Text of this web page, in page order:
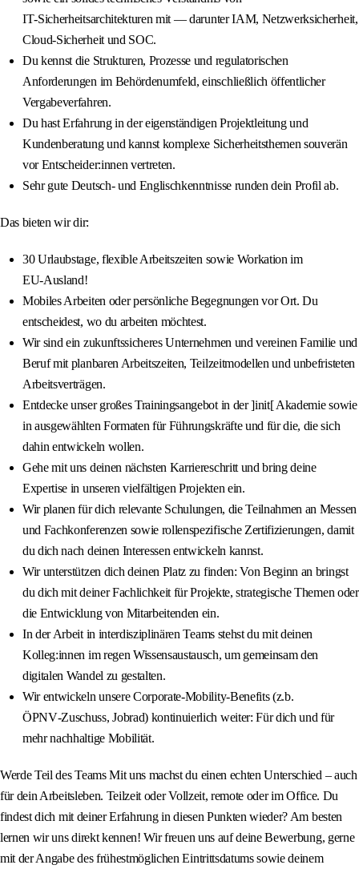
IT‑Sicherheitsarchitekturen mit — darunter IAM, Netzwerksicherheit,
Cloud‑Sicherheit und SOC.
Du kennst die Strukturen, Prozesse und regulatorischen
Anforderungen im Behördenumfeld, einschließlich öffentlicher
Vergabeverfahren.
Du hast Erfahrung in der eigenständigen Projektleitung und
Kundenberatung und kannst komplexe Sicherheitsthemen souverän
vor Entscheider:innen vertreten.
Sehr gute Deutsch‑ und Englischkenntnisse runden dein Profil ab.
Das bieten wir dir:
30 Urlaubstage, flexible Arbeitszeiten sowie Workation im
EU‑Ausland!
Mobiles Arbeiten oder persönliche Begegnungen vor Ort. Du
entscheidest, wo du arbeiten möchtest.
Wir sind ein zukunftssicheres Unternehmen und vereinen Familie und
Beruf mit planbaren Arbeitszeiten, Teilzeitmodellen und unbefristeten
Arbeitsverträgen.
Entdecke unser großes Trainingsangebot in der ]init[ Akademie sowie
in ausgewählten Formaten für Führungskräfte und für die, die sich
dahin entwickeln wollen.
Gehe mit uns deinen nächsten Karriereschritt und bring deine
Expertise in unseren vielfältigen Projekten ein.
Wir planen für dich relevante Schulungen, die Teilnahmen an Messen
und Fachkonferenzen sowie rollenspezifische Zertifizierungen, damit
du dich nach deinen Interessen entwickeln kannst.
Wir unterstützen dich deinen Platz zu finden: Von Beginn an bringst
du dich mit deiner Fachlichkeit für Projekte, strategische Themen oder
die Entwicklung von Mitarbeitenden ein.
In der Arbeit in interdisziplinären Teams stehst du mit deinen
Kolleg:innen im regen Wissensaustausch, um gemeinsam den
digitalen Wandel zu gestalten.
Wir entwickeln unsere Corporate‑Mobility‑Benefits (z.b.
ÖPNV‑Zuschuss, Jobrad) kontinuierlich weiter: Für dich und für
mehr nachhaltige Mobilität.
Werde Teil des Teams Mit uns machst du einen echten Unterschied – auch
für dein Arbeitsleben. Teilzeit oder Vollzeit, remote oder im Office. Du
findest dich mit deiner Erfahrung in diesen Punkten wieder? Am besten
lernen wir uns direkt kennen! Wir freuen uns auf deine Bewerbung, gerne
mit der Angabe des frühestmöglichen Eintrittsdatums sowie deinem